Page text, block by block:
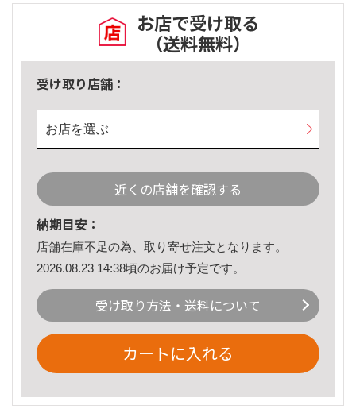
お店で受け取る
（送料無料）
受け取り店舗：
お店を選ぶ
近くの店舗を確認する
納期目安：
店舗在庫不足の為、取り寄せ注文となります。
2026.08.23 14:38頃のお届け予定です。
受け取り方法・送料について
カートに入れる